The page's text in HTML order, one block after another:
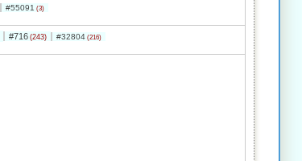
#55091 (3)
#716 (243) #32804 (216)